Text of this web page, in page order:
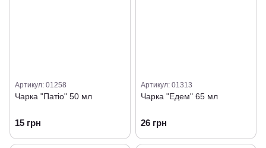
Артикул: 01258
Чарка "Патіо" 50 мл
15 грн
Артикул: 01313
Чарка "Едем" 65 мл
26 грн